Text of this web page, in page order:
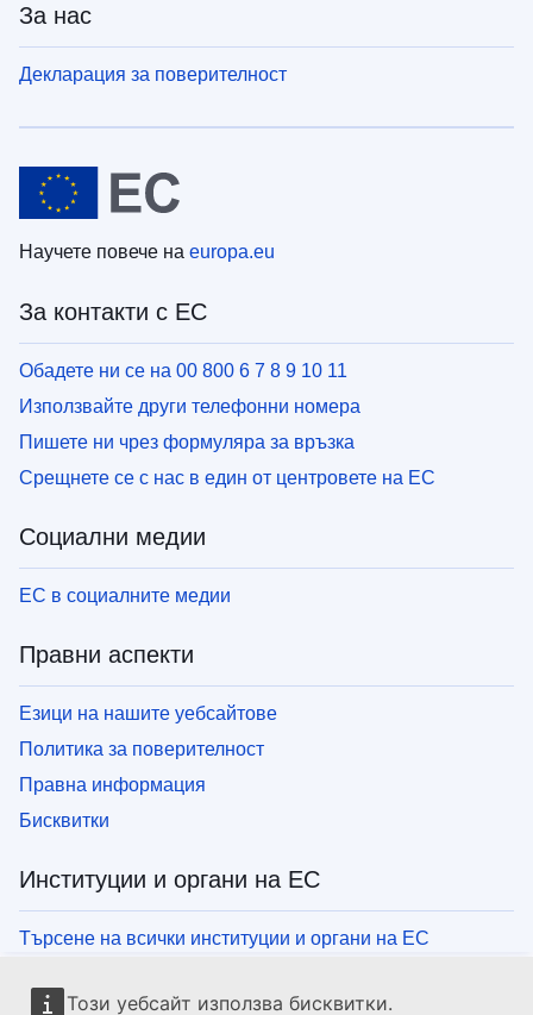
Този уебсайт използва бисквитки.
За нас
Декларация за поверителност
Научете повече на europa.eu
За контакти с ЕС
Обадете ни се на 00 800 6 7 8 9 10 11
Използвайте други телефонни номера
Пишете ни чрез формуляра за връзка
Срещнете се с нас в един от центровете на ЕС
Социални медии
ЕС в социалните медии
Правни аспекти
Езици на нашите уебсайтове
Политика за поверителност
Правна информация
Бисквитки
Институции и органи на ЕС
Търсене на всички институции и органи на ЕС